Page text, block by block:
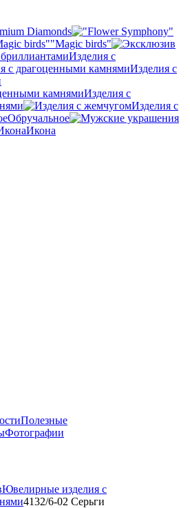
Diamonds
"Magic birds"
Изделия с
Изделия с
Изделия с
Изделия с
Обручальное
Икона
Полезные
Фотографии
Ювелирные изделия с
4132/6-02 Серьги